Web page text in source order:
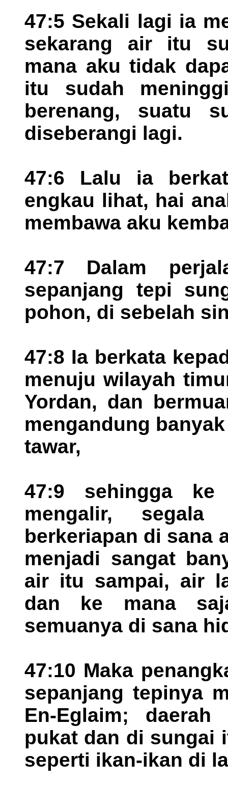
47:5 Sekali lagi ia
sekarang air itu
mana aku tidak
itu sudah
berenang, suatu
diseberangi lagi.
47:6 Lalu ia
engkau lihat, hai
membawa aku
47:7 Dalam
sepanjang tepi
pohon, di sebelah
47:8 Ia berkata
menuju wilayah
Yordan, dan
mengandung
tawar,
47:9 sehingga
mengalir,
berkeriapan di sana
menjadi sangat
air itu sampai, air
dan ke mana
semuanya di sana
47:10 Maka
sepanjang tepinya
En-Eglaim;
pukat dan di sungai
seperti ikan-ikan di